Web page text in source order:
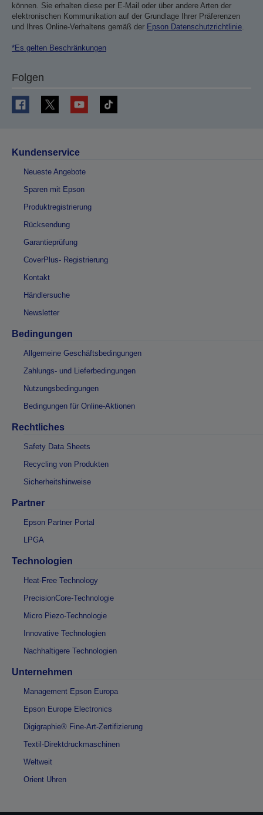
können. Sie erhalten diese per E-Mail oder über andere Arten der
elektronischen Kommunikation auf der Grundlage Ihrer Präferenzen
und Ihres Online-Verhaltens gemäß der Epson Datenschutzrichtlinie
*Es gelten Beschränkungen
Folgen
Kundenservice
Neueste Angebote
Sparen mit Epson
Produktregistrierung
Rücksendung
Garantieprüfung
CoverPlus- Registrierung
Kontakt
Händlersuche
Newsletter
Bedingungen
Allgemeine Geschäftsbedingungen
Zahlungs- und Lieferbedingungen
Nutzungsbedingungen
Bedingungen für Online-Aktionen
Rechtliches
Safety Data Sheets
Recycling von Produkten
Sicherheitshinweise
Partner
Epson Partner Portal
LPGA
Technologien
Heat-Free Technology
PrecisionCore-Technologie
Micro Piezo-Technologie
Innovative Technologien
Nachhaltigere Technologien
Unternehmen
Management Epson Europa
Epson Europe Electronics
Digigraphie® Fine-Art-Zertifizierung
Textil-Direktdruckmaschinen
Weltweit
Orient Uhren